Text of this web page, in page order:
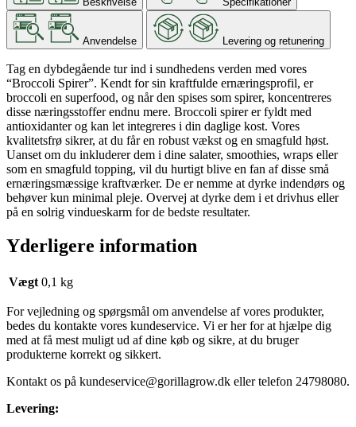
Anvendelse Levering og retunering
Tag en dybdegående tur ind i sundhedens verden med vores
“Broccoli Spirer”. Kendt for sin kraftfulde ernæringsprofil, er
broccoli en superfood, og når den spises som spirer, koncentreres
disse næringsstoffer endnu mere. Broccoli spirer er fyldt med
antioxidanter og kan let integreres i din daglige kost. Vores
kvalitetsfrø sikrer, at du får en robust vækst og en smagfuld høst.
Uanset om du inkluderer dem i dine salater, smoothies, wraps eller
som en smagfuld topping, vil du hurtigt blive en fan af disse små
ernæringsmæssige kraftværker. De er nemme at dyrke indendørs og
behøver kun minimal pleje. Overvej at dyrke dem i et drivhus eller
på en solrig vindueskarm for de bedste resultater.
Yderligere information
Vægt 0,1 kg
For vejledning og spørgsmål om anvendelse af vores produkter,
bedes du kontakte vores kundeservice. Vi er her for at hjælpe dig
med at få mest muligt ud af dine køb og sikre, at du bruger
produkterne korrekt og sikkert.
Kontakt os på kundeservice@gorillagrow.dk eller telefon 24798080.
Levering: